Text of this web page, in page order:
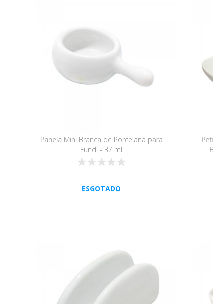
Panela Mini Branca de Porcelana para
Fundi - 37 ml
ESGOTADO